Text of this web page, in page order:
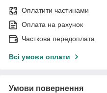
Оплатити частинами
Оплата на рахунок
Часткова передоплата
Всі умови оплати
Умови повернення